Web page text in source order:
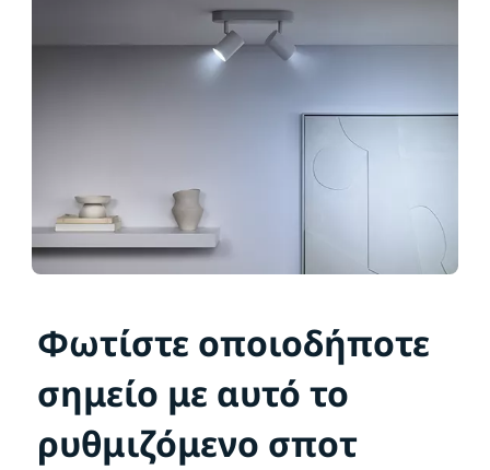
Φωτίστε οποιοδήποτε
σημείο με αυτό το
ρυθμιζόμενο σποτ